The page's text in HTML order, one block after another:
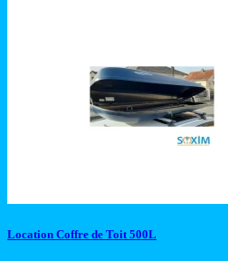
Location Coffre de Toit 500L